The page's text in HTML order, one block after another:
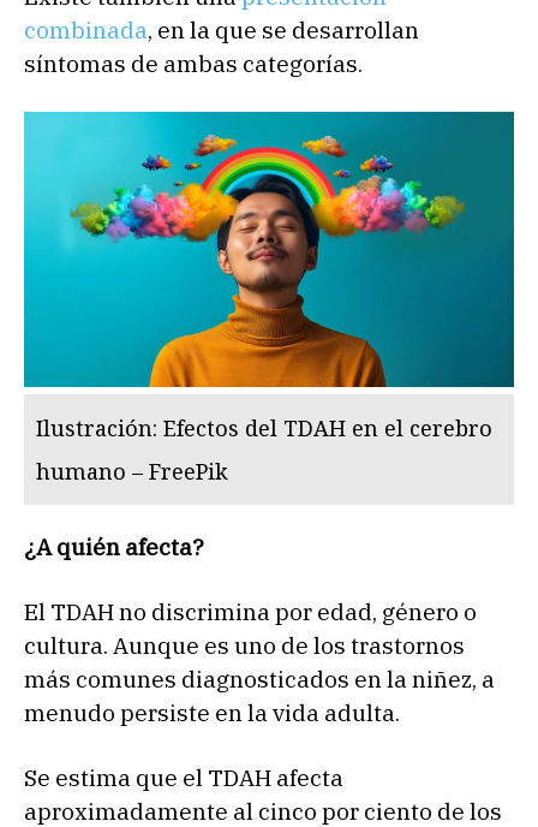
combinada, en la que se desarrollan
síntomas de ambas categorías.
Ilustración: Efectos del TDAH en el cerebro
humano – FreePik
¿A quién afecta?
El TDAH no discrimina por edad, género o
cultura. Aunque es uno de los trastornos
más comunes diagnosticados en la niñez, a
menudo persiste en la vida adulta.
Se estima que el TDAH afecta
aproximadamente al cinco por ciento de los